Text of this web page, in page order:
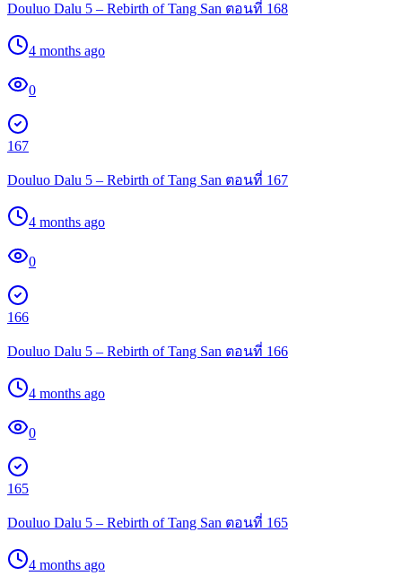
Douluo Dalu 5 – Rebirth of Tang San ตอนที่ 168
4 months ago
0
167
Douluo Dalu 5 – Rebirth of Tang San ตอนที่ 167
4 months ago
0
166
Douluo Dalu 5 – Rebirth of Tang San ตอนที่ 166
4 months ago
0
165
Douluo Dalu 5 – Rebirth of Tang San ตอนที่ 165
4 months ago